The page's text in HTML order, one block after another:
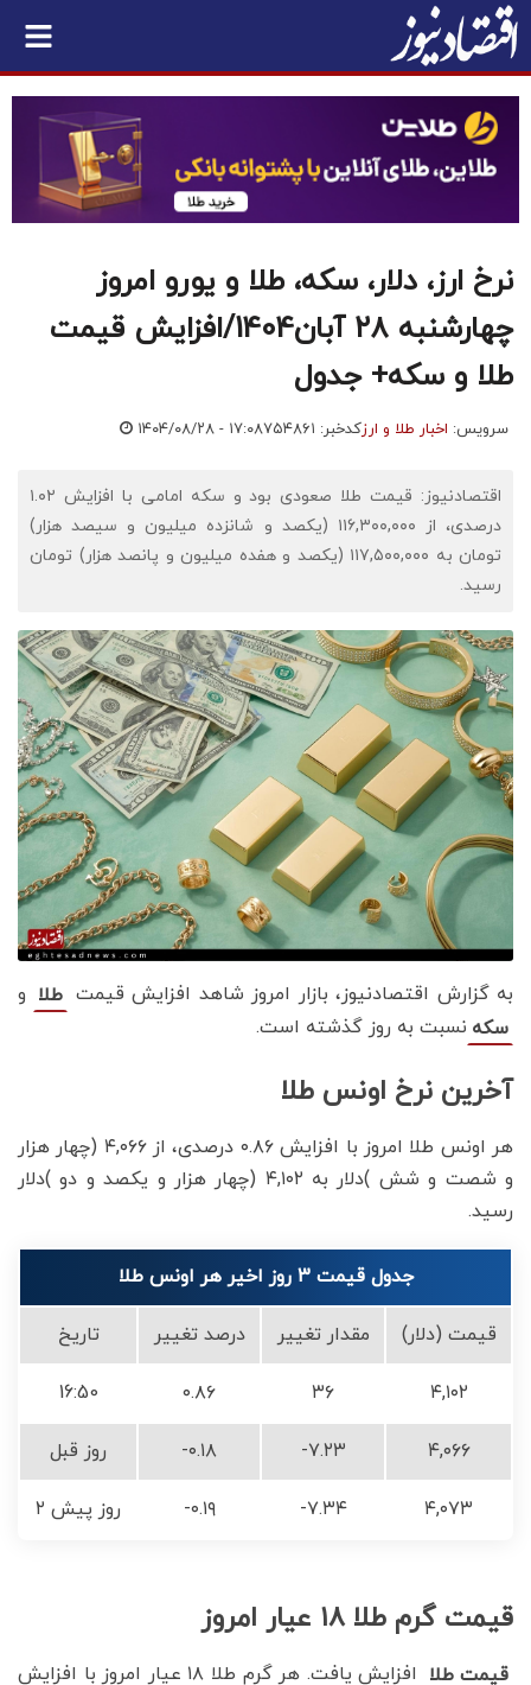
نرخ ارز، دلار، سکه، طلا و یورو امروز
چهارشنبه ۲۸ آبان1404/افزایش قیمت
طلا و سکه+ جدول
سرویس: اخبار طلا و ارزکدخبر: ۷۵۴۸۶۱ ۱۴۰۴/۰۸/۲۸ - ۱۷:۰۸
اقتصادنیوز: قیمت‌‌‌‌ طلا صعودی بود و سکه امامی با افزایش ۱.۰۲
درصدی، از ۱۱۶,۳۰۰,۰۰۰ (یکصد و شانزده میلیون و سیصد هزار)
تومان به ۱۱۷,۵۰۰,۰۰۰ (یکصد و هفده میلیون و پانصد هزار) تومان
رسید.
به گزارش اقتصادنیوز، بازار امروز شاهد افزایش قیمت‌‌‌‌ طلا و
سکه نسبت به روز گذشته است.
آخرین نرخ اونس طلا
هر اونس طلا امروز با افزایش ۰.۸۶ درصدی، از ۴,۰۶۶ (چهار هزار
و شصت و شش )دلار به ۴,۱۰۲ (چهار هزار و یکصد و دو )دلار
رسید.
جدول قیمت 3 روز اخیر هر اونس طلا
قیمت (دلار) مقدار تغییر درصد تغییر تاریخ
۴,۱۰۲ ۳۶ ۰.۸۶ 16:50
۴,۰۶۶ -۷.۲۳ -۰.۱۸ روز قبل
۴,۰۷۳ -۷.۳۴ -۰.۱۹ ۲ روز پیش
قیمت گرم طلا ۱۸ عیار امروز
قیمت طلا
افزایش یافت. هر گرم طلا ۱۸ عیار امروز با افزایش